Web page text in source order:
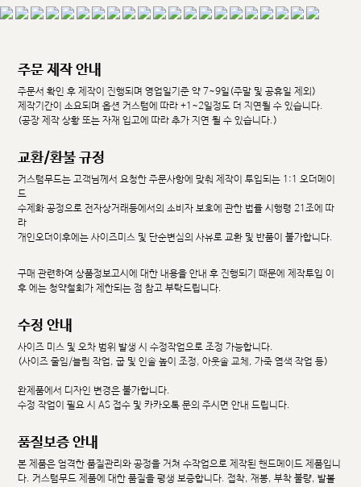
주문 제작 안내
주문서 확인 후 제작이 진행되며 영업일기준 약 7~9일(주말 및 공휴일 제외)
제작기간이 소요되며 옵션 커스텀에 따라 +1~2일정도 더 지연될 수 있습니다.
(공장 제작 상황 또는 자재 입고에 따라 추가 지연 될 수 있습니다.)
교환/환불 규정
커스텀무드는 고객님께서 요청한 주문사항에 맞춰 제작이 투입되는 1:1 오더메이
드
수제화 공정으로 전자상거래등에서의 소비자 보호에 관한 법률 시행령 21조에 따
라
개인오더이후에는 사이즈미스 및 단순변심의 사유로 교환 및 반품이 불가합니다.
구매 관련하여 상품정보고시에 대한 내용을 안내 후 진행되기 때문에 제작투입 이
후 에는 청약철회가 제한되는 점 참고 부탁드립니다.
수정 안내
사이즈 미스 및 오차 범위 발생 시 수정작업으로 조정 가능합니다.
(사이즈 줄임/늘림 작업, 굽 및 인솔 높이 조정, 아웃솔 교체, 가죽 염색 작업 등)
완제품에서 디자인 변경은 불가합니다.
수정 작업이 필요 시 AS 접수 및 카카오톡 문의 주시면 안내 드립니다.
품질보증 안내
본 제품은 엄격한 품질관리와 공정을 거쳐 수작업으로 제작된 핸드메이드 제품입니
다. 커스텀무드 제품에 대한 품질을 평생 보증합니다. 접착, 재봉, 부착 불량, 발볼